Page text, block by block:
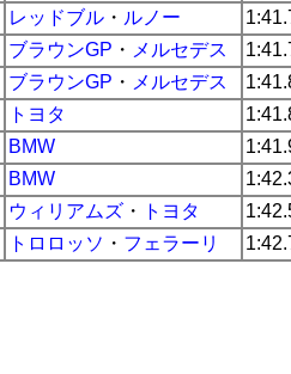
レッドブル ・ ルノー
ブラウンGP ・ メルセデス
ブラウンGP ・ メルセデス
トヨタ
BMW
BMW
ウィリアムズ ・ トヨタ
トロロッソ ・ フェラーリ